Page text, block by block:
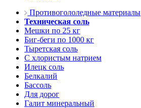
Противогололедные материалы
Техническая соль
Мешки по 25 кг
Биг-беги по 1000 кг
Тыретская соль
С хлористым натрием
Илецк соль
Белкалий
Бассоль
Для дорог
Галит минеральный